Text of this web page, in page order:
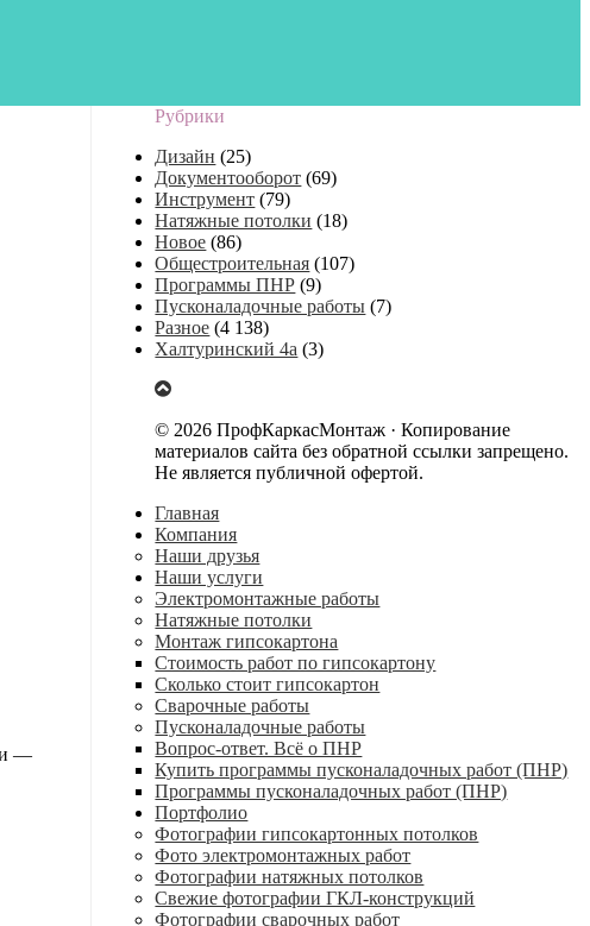
—
Рубрики
Дизайн (25)
Документооборот (69)
Инструмент (79)
Натяжные потолки (18)
Новое (86)
Общестроительная (107)
Программы ПНР (9)
Пусконаладочные работы (7)
Разное (4 138)
Халтуринский 4а (3)
© 2026 ПрофКаркасМонтаж · Копирование
материалов сайта без обратной ссылки запрещено.
Не является публичной офертой.
Главная
Компания
Наши друзья
Наши услуги
Электромонтажные работы
Натяжные потолки
Монтаж гипсокартона
Стоимость работ по гипсокартону
Сколько стоит гипсокартон
Сварочные работы
Пусконаладочные работы
Вопрос-ответ. Всё о ПНР
Купить программы пусконаладочных работ (ПНР)
Программы пусконаладочных работ (ПНР)
Портфолио
Фотографии гипсокартонных потолков
Фото электромонтажных работ
Фотографии натяжных потолков
Свежие фотографии ГКЛ-конструкций
Фотографии сварочных работ